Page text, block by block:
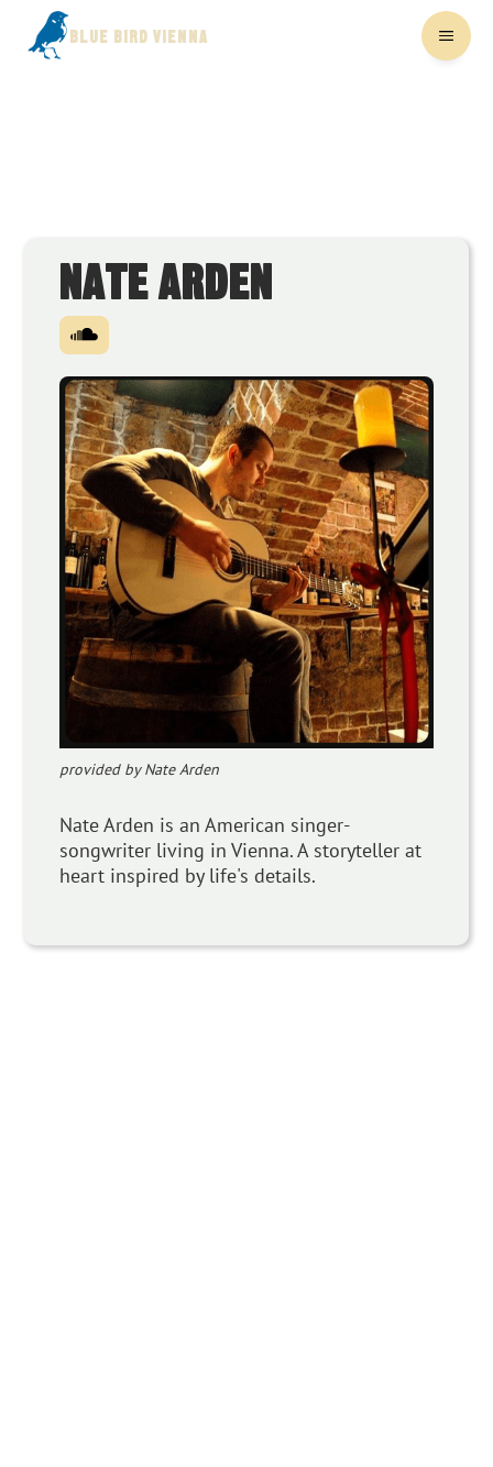
BLUE BIRD VIENNA
NATE ARDEN
provided by Nate Arden
Nate Arden is an American singer-
songwriter living in Vienna. A storyteller at
heart inspired by life's details.